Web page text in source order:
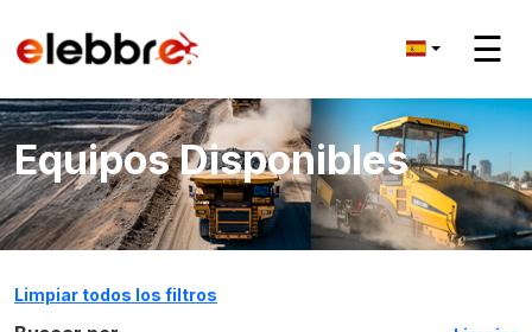
☰
Equipos Disponibles
Limpiar todos los filtros